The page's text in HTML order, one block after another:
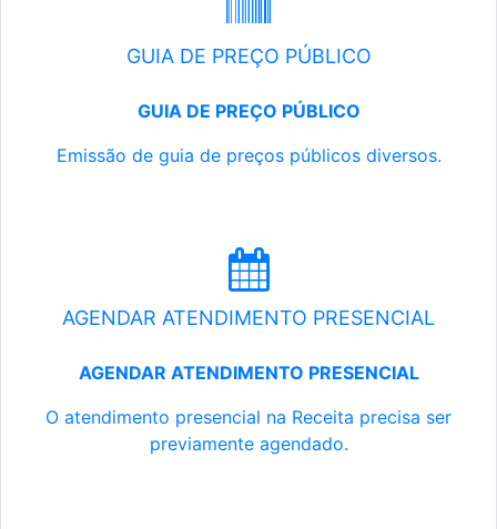
GUIA DE PREÇO PÚBLICO
GUIA DE PREÇO PÚBLICO
Emissão de guia de preços públicos diversos.
AGENDAR ATENDIMENTO PRESENCIAL
AGENDAR ATENDIMENTO PRESENCIAL
O atendimento presencial na Receita precisa ser
previamente agendado.